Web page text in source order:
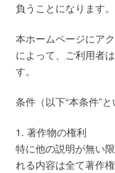
負うことになります。
本ホームページにア
によって、ご利用者
す。
条件（以下“本条件”と
1. 著作物の権利
特に他の説明が無い
れる内容は全て著作